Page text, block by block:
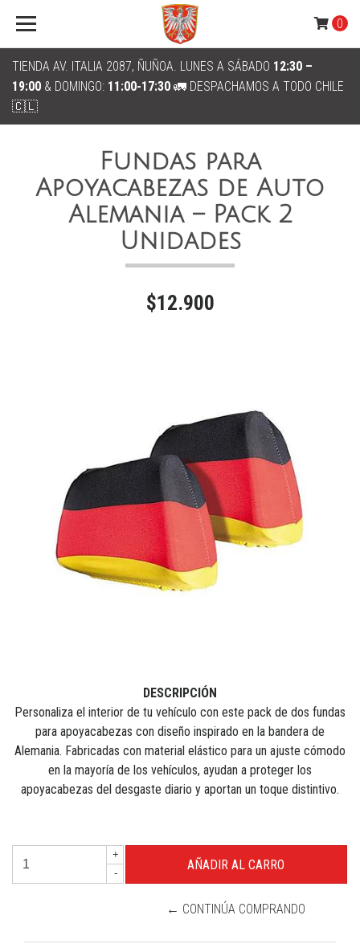
TIENDA AV. ITALIA 2087, ÑUÑOA. LUNES A SÁBADO 12:30 –
19:00 & DOMINGO: 11:00-17:30 🚛 DESPACHAMOS A TODO CHILE
🇨🇱
0
Fundas para
Apoyacabezas de Auto
Alemania – Pack 2
Unidades
$12.900
DESCRIPCIÓN
Personaliza el interior de tu vehículo con este pack de dos fundas
para apoyacabezas con diseño inspirado en la bandera de
Alemania. Fabricadas con material elástico para un ajuste cómodo
en la mayoría de los vehículos, ayudan a proteger los
apoyacabezas del desgaste diario y aportan un toque distintivo.
+
-
← CONTINÚA COMPRANDO